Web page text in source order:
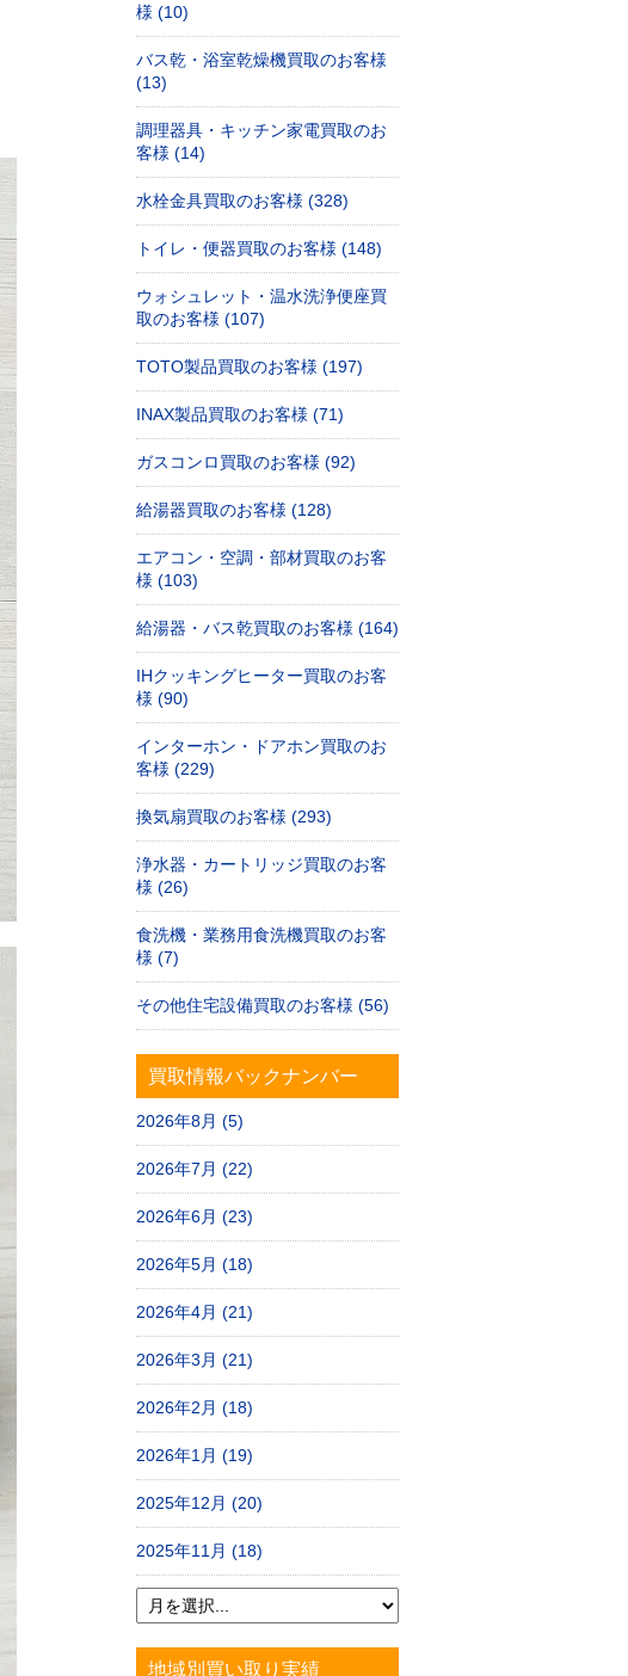
様 (10)
バス乾・浴室乾燥機買取のお客様
(13)
調理器具・キッチン家電買取のお
客様 (14)
水栓金具買取のお客様 (328)
トイレ・便器買取のお客様 (148)
ウォシュレット・温水洗浄便座買
取のお客様 (107)
TOTO製品買取のお客様 (197)
INAX製品買取のお客様 (71)
ガスコンロ買取のお客様 (92)
給湯器買取のお客様 (128)
エアコン・空調・部材買取のお客
様 (103)
給湯器・バス乾買取のお客様 (164)
IHクッキングヒーター買取のお客
様 (90)
インターホン・ドアホン買取のお
客様 (229)
換気扇買取のお客様 (293)
浄水器・カートリッジ買取のお客
様 (26)
食洗機・業務用食洗機買取のお客
様 (7)
その他住宅設備買取のお客様 (56)
買取情報バックナンバー
2026年8月 (5)
2026年7月 (22)
2026年6月 (23)
2026年5月 (18)
2026年4月 (21)
2026年3月 (21)
2026年2月 (18)
2026年1月 (19)
2025年12月 (20)
2025年11月 (18)
地域別買い取り実績